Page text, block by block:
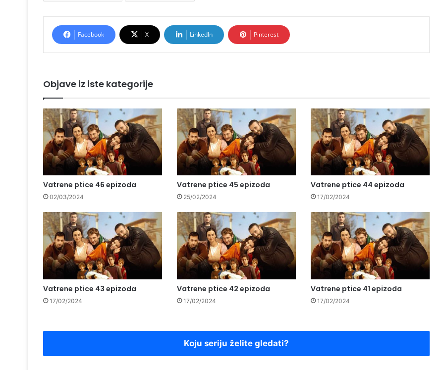
Facebook X LinkedIn Pinterest
Objave iz iste kategorije
Vatrene ptice 46 epizoda
02/03/2024
Vatrene ptice 45 epizoda
25/02/2024
Vatrene ptice 44 epizoda
17/02/2024
Vatrene ptice 43 epizoda
17/02/2024
Vatrene ptice 42 epizoda
17/02/2024
Vatrene ptice 41 epizoda
17/02/2024
Koju seriju želite gledati?